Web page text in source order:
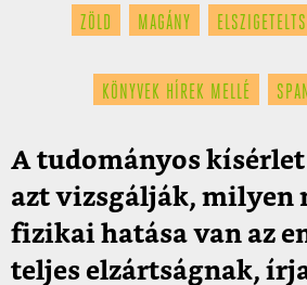
ZÖLD MAGÁNY
KÖNYVEK HÍREK MELLÉ
A tudományos
azt vizsgálják, milyen
fizikai hatása van az
teljes elzártságnak,